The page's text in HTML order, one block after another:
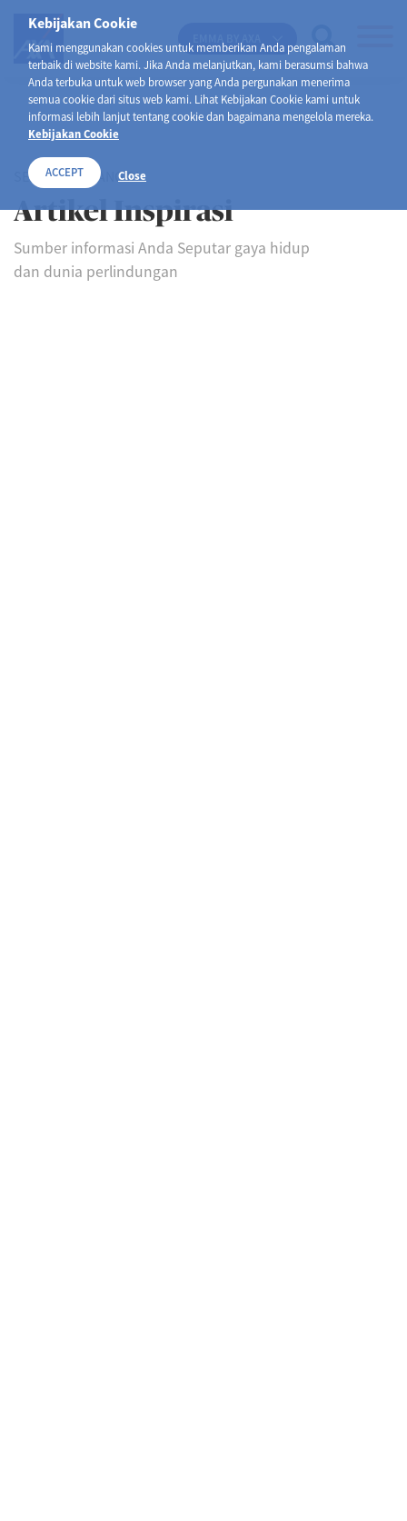
Kebijakan Cookie
Kami menggunakan cookies untuk memberikan Anda pengalaman
terbaik di website kami. Jika Anda melanjutkan, kami berasumsi bahwa
Anda terbuka untuk web browser yang Anda pergunakan menerima
semua cookie dari situs web kami. Lihat Kebijakan Cookie kami untuk
informasi lebih lanjut tentang cookie dan bagaimana mengelola mereka.
Kebijakan Cookie
ACCEPT Close
SELAMAT DATANG DI
Artikel Inspirasi
Sumber informasi Anda Seputar gaya hidup
dan dunia perlindungan